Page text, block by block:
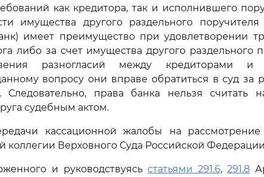
как кредитора, так и исполнившего
имущества другого раздельного
имеет преимущество при удовлетворении
либо за счет имущества другого раздельного
разногласий между кредиторами и
вопросу они вправе обратиться в суд за
Следовательно, права банка нельзя считать
судебным актом.
кассационной жалобы на
коллегии Верховного Суда Российской Федерации
и руководствуясьстатьями 291.6,291.8